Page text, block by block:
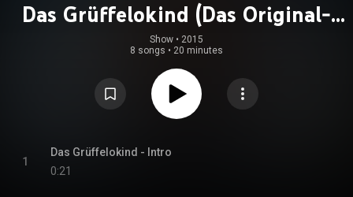
Das Grüffelokind (Das Original-
Hörspiel Zum Film)
Show • 2015
8 songs • 20 minutes
1
Das Grüffelokind - Intro
0:21